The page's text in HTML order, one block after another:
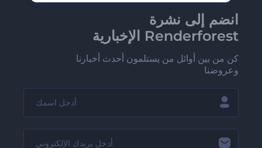
انضم إلى نشرة
Renderforest الإخبارية
كن من بين أوائل من يستلمون أحدث أخبارنا
وعروضنا